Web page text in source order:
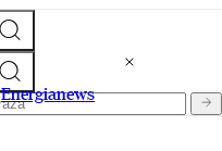
Energianews